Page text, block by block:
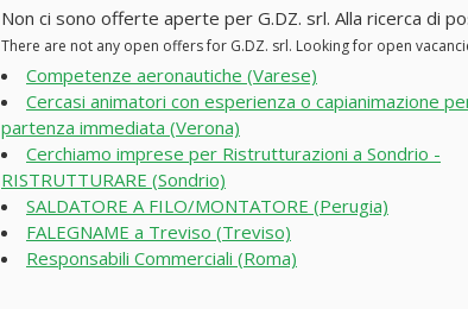
Non ci sono offerte aperte per G.DZ. srl. Alla ricerca di
There are not any open offers for G.DZ. srl. Looking for open
Competenze aeronautiche (Varese)
Cercasi animatori con esperienza o capianimazione
partenza immediata (Verona)
Cerchiamo imprese per Ristrutturazioni a Sondrio -
RISTRUTTURARE (Sondrio)
SALDATORE A FILO/MONTATORE (Perugia)
FALEGNAME a Treviso (Treviso)
Responsabili Commerciali (Roma)